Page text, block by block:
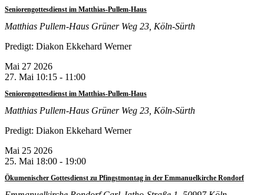
Seniorengottesdienst im Matthias-Pullem-Haus
Matthias Pullem-Haus Grüner Weg 23, Köln-Sürth
Predigt: Diakon Ekkehard Werner
Mai 27 2026
27. Mai 10:15 - 11:00
Seniorengottesdienst im Matthias-Pullem-Haus
Matthias Pullem-Haus Grüner Weg 23, Köln-Sürth
Predigt: Diakon Ekkehard Werner
Mai 25 2026
25. Mai 18:00 - 19:00
Ökumenischer Gottesdienst zu Pfingstmontag in der Emmanuelkirche Rondorf